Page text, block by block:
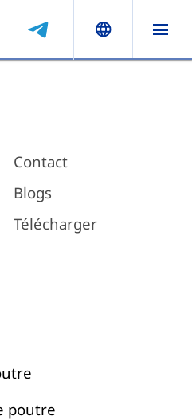
Contact
Blogs
Télécharger
poutre